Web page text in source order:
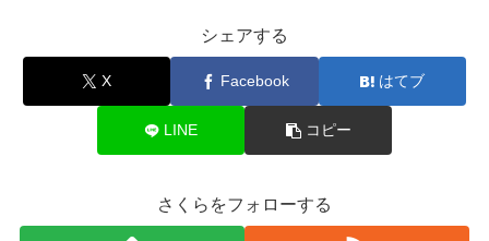
シェアする
X Facebook はてブ
LINE コピー
さくらをフォローする